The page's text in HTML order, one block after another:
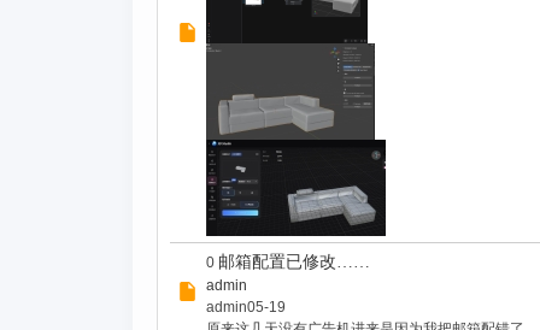
0 邮箱配置已修改……
admin
admin05-19